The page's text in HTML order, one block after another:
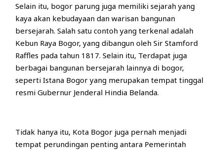
Selain itu, bogor parung juga memiliki sejarah yang
kaya akan kebudayaan dan warisan bangunan
bersejarah. Salah satu contoh yang terkenal adalah
Kebun Raya Bogor, yang dibangun oleh Sir Stamford
Raffles pada tahun 1817. Selain itu, Terdapat juga
berbagai bangunan bersejarah lainnya di bogor,
seperti Istana Bogor yang merupakan tempat tinggal
resmi Gubernur Jenderal Hindia Belanda.
Tidak hanya itu, Kota Bogor juga pernah menjadi
tempat perundingan penting antara Pemerintah